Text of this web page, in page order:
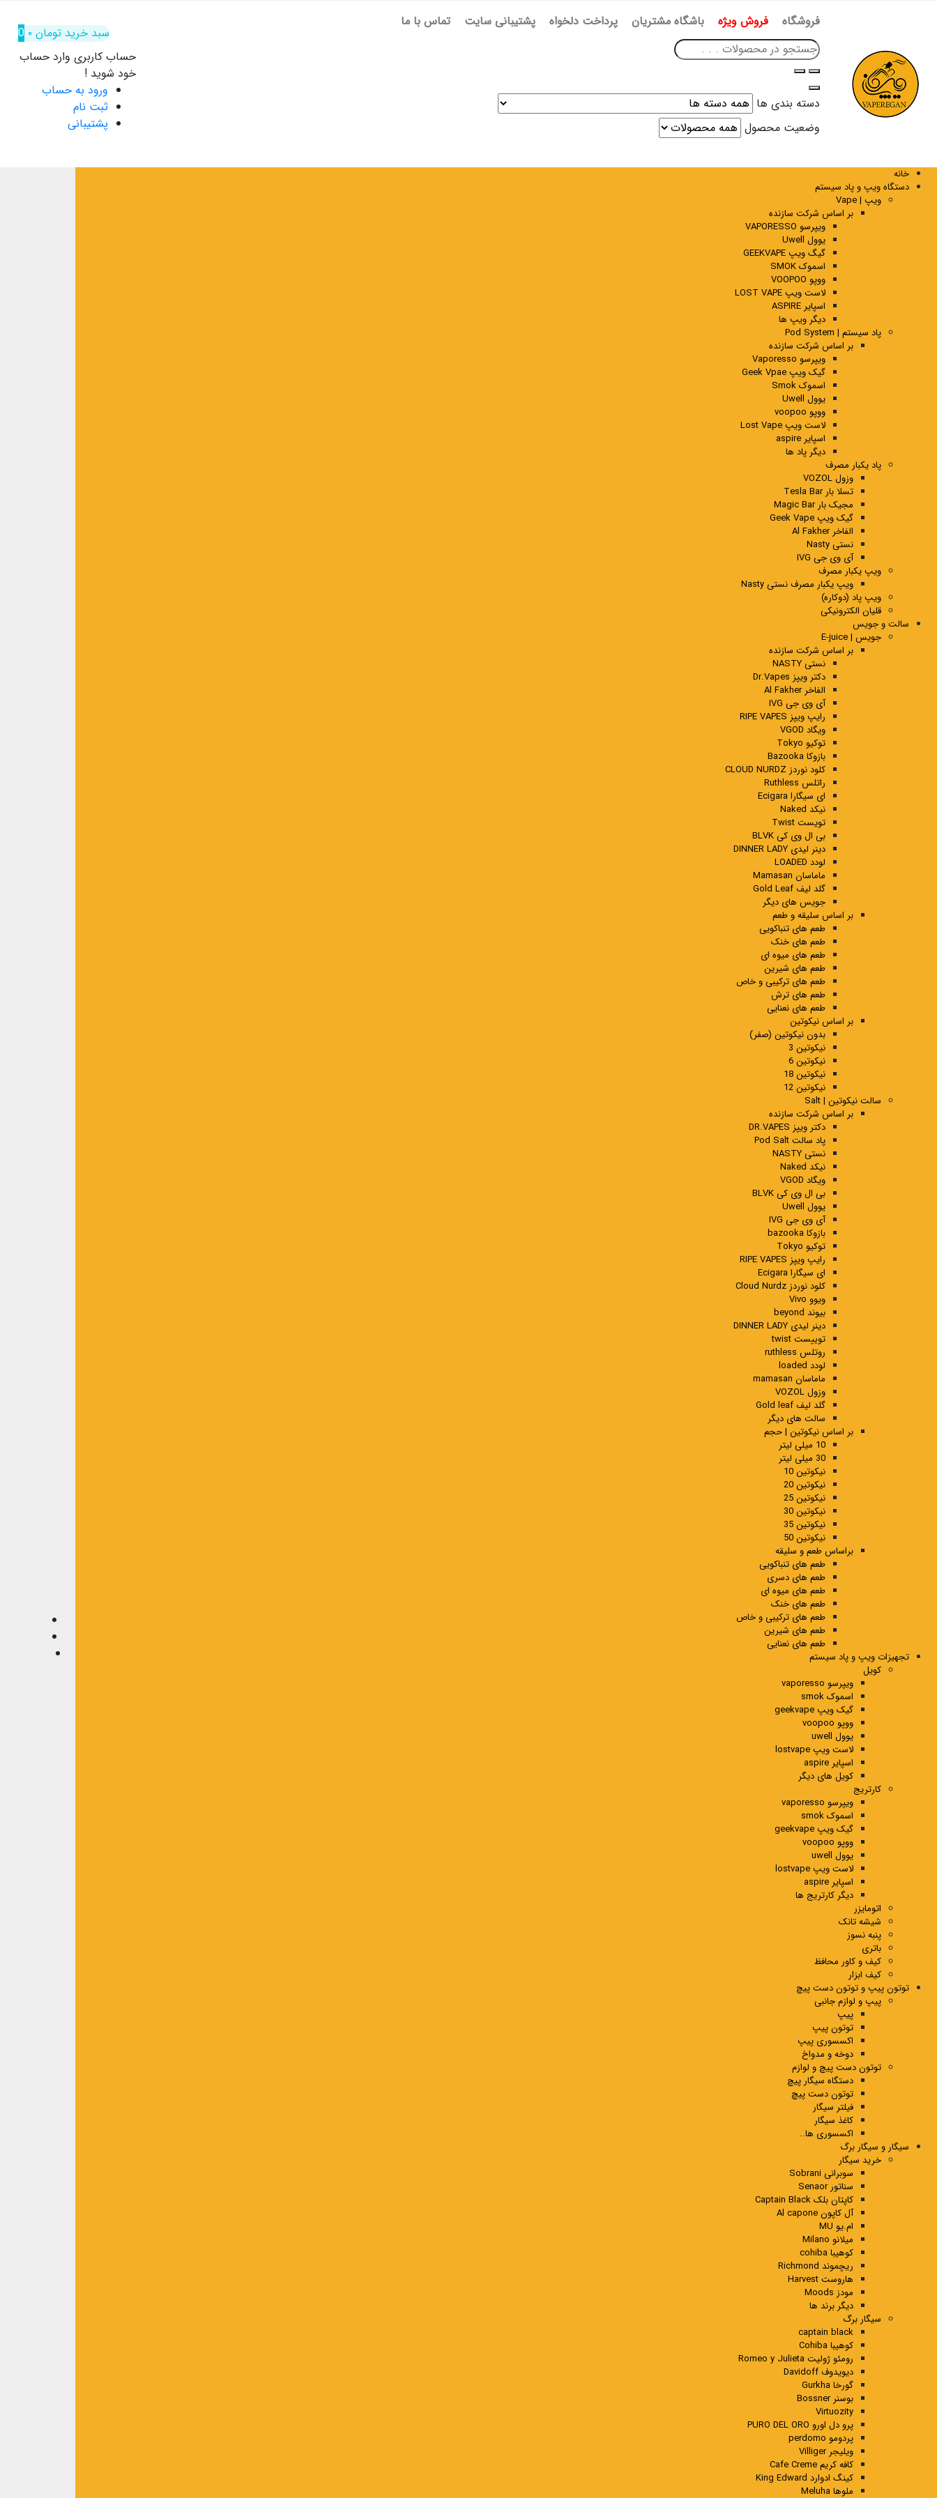
فروشگاه فروش ویژه باشگاه مشتریان پرداخت دلخواه پشتیبانی سایت تماس با ما
دسته بندی ها
وضعیت محصول
سبد خرید تومان۰
0
حساب کاربری وارد حساب
خود شوید !
ورود به حساب
ثبت نام
پشتیبانی
خانه
دستگاه ویپ و پاد سیستم
ویپ | Vape
بر اساس شرکت سازنده
ویپرسو VAPORESSO
یوول Uwell
گیگ ویپ GEEKVAPE
اسموک SMOK
ووپو VOOPOO
لاست ویپ LOST VAPE
اسپایر ASPIRE
دیگر ویپ ها
پاد سیستم | Pod System
بر اساس شرکت سازنده
ویپرسو Vaporesso
گیک ویپ Geek Vpae
اسموک Smok
یوول Uwell
ووپو voopoo
لاست ویپ Lost Vape
اسپایر aspire
دیگر پاد ها
پاد یکبار مصرف
وزول VOZOL
تسلا بار Tesla Bar
مجیک بار Magic Bar
گیک ویپ Geek Vape
الفاخر Al Fakher
نستی Nasty
آی وی جی IVG
ویپ یکبار مصرف
ویپ یکبار مصرف نستی Nasty
ویپ پاد (دوکاره)
قلیان الکترونیکی
سالت و جویس
جویس | E-juice
بر اساس شرکت سازنده
نستی NASTY
دکتر ویپز Dr.Vapes
الفاخر Al Fakher
آی وی جی IVG
رایپ ویپز RIPE VAPES
ویگاد VGOD
توکیو Tokyo
بازوکا Bazooka
کلود نوردز CLOUD NURDZ
راتلس Ruthless
ای سیگارا Ecigara
نیکد Naked
تویست Twist
بی ال وی کی BLVK
دینر لیدی DINNER LADY
لودد LOADED
ماماسان Mamasan
گلد لیف Gold Leaf
جویس های دیگر
بر اساس سلیقه و طعم
طعم های تنباکویی
طعم های خنک
طعم های میوه ای
طعم های شیرین
طعم های ترکیبی و خاص
طعم های ترش
طعم های نعنایی
بر اساس نیکوتین
بدون نیکوتین (صفر)
نیکوتین 3
نیکوتین 6
نیکوتین 18
نیکوتین 12
سالت نیکوتین | Salt
بر اساس شرکت سازنده
دکتر ویپز DR.VAPES
پاد سالت Pod Salt
نستی NASTY
نیکد Naked
ویگاد VGOD
بی ال وی کی BLVK
یوول Uwell
آی وی جی IVG
بازوکا bazooka
توکیو Tokyo
رایپ ویپز RIPE VAPES
ای سیگارا Ecigara
کلود نوردز Cloud Nurdz
ویوو Vivo
بیوند beyond
دینر لیدی DINNER LADY
توییست twist
روتلس ruthless
لودد loaded
ماماسان mamasan
وزول VOZOL
گلد لیف Gold leaf
سالت های دیگر
بر اساس نیکوتین | حجم
10 میلی لیتر
30 میلی لیتر
نیکوتین 10
نیکوتین 20
نیکوتین 25
نیکوتین 30
نیکوتین 35
نیکوتین 50
براساس طعم و سلیقه
طعم های تنباکویی
طعم های دسری
طعم های میوه ای
طعم های خنک
طعم های ترکیبی و خاص
طعم های شیرین
طعم های نعنایی
تجهیزات ویپ و پاد سیستم
کویل
ویپرسو vaporesso
اسموک smok
گیک ویپ geekvape
ووپو voopoo
یوول uwell
لاست ویپ lostvape
اسپایر aspire
کویل های دیگر
کارتریج
ویپرسو vaporesso
اسموک smok
گیک ویپ geekvape
ووپو voopoo
یوول uwell
لاست ویپ lostvape
اسپایر aspire
دیگر کارتریج ها
اتومایزر
شیشه تانک
پنبه نسوز
باتری
کیف و کاور محافظ
کیف ابزار
توتون پیپ و توتون دست پیچ
پیپ و لوازم جانبی
پیپ
توتون پیپ
اکسسوری پیپ
دوخه و مدواخ
توتون دست پیچ و لوازم
دستگاه سیگار پیچ
توتون دست پیچ
فیلتر سیگار
کاغذ سیگار
اکسسوری ها..
سیگار و سیگار برگ
خرید سیگار
سوبرانی Sobrani
سناتور Senaor
کاپتان بلک Captain Black
آل کاپون Al capone
ام.یو MU
میلانو Milano
کوهیبا cohiba
ریچموند Richmond
هاروست Harvest
مودز Moods
دیگر برند ها
سیگار برگ
captain black
کوهیبا Cohiba
رومئو ژولیت Romeo y Julieta
دیویدوف Davidoff
گورخا Gurkha
بوسنر Bossner
Virtuozity
پرو دل اورو PURO DEL ORO
پردومو perdomo
ویلیجر Villiger
کافه کریم Cafe Creme
کینگ ادوارد King Edward
ملوها Meluha